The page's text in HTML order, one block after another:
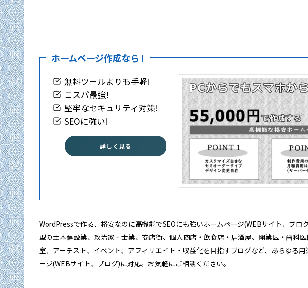
ホームページ作成なら !
無料ツールよりも手軽!
コスパ最強!
堅牢なセキュリティ対策!
SEOに強い!
詳しく見る
WordPressで作る、格安なのに高機能でSEOにも強いホームページ(WEBサイト、ブ
型の土木建設業、政治家・士業、商店街、個人商店・飲食店・居酒屋、開業医・歯科
室、アーチスト、イベント、アフィリエイト・収益化を目指すブログなど、あらゆる
ージ(WEBサイト、ブログ)に対応。お気軽にご相談ください。